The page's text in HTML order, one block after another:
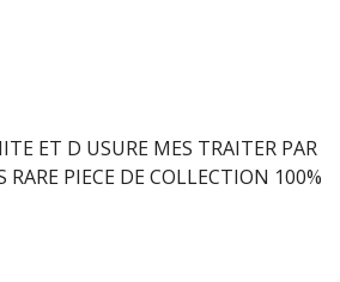
ET D USURE MES TRAITER PAR
PIECE DE COLLECTION 100%